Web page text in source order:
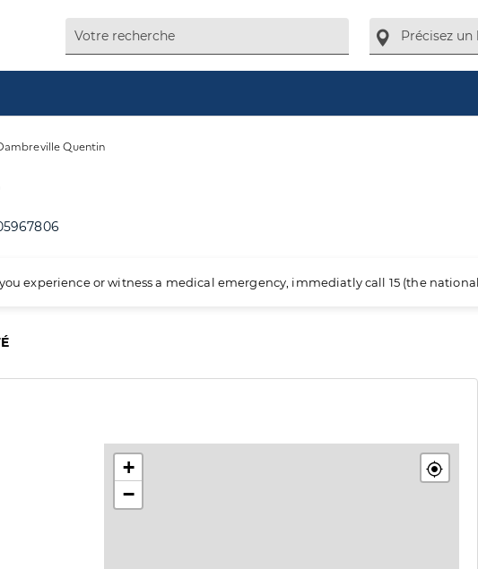
Quentin
experience or witness a medical emergency, immediatly call 15 (the
+
−